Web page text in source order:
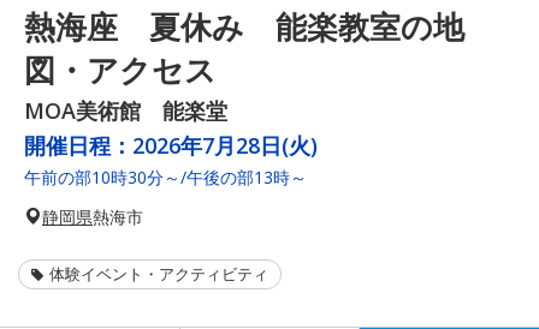
熱海座 夏休み 能楽教室の地
図・アクセス
MOA美術館 能楽堂
開催日程： 2026年7月28日(火)
午前の部10時30分～/午後の部13時～
静岡県熱海市
体験イベント・アクティビティ